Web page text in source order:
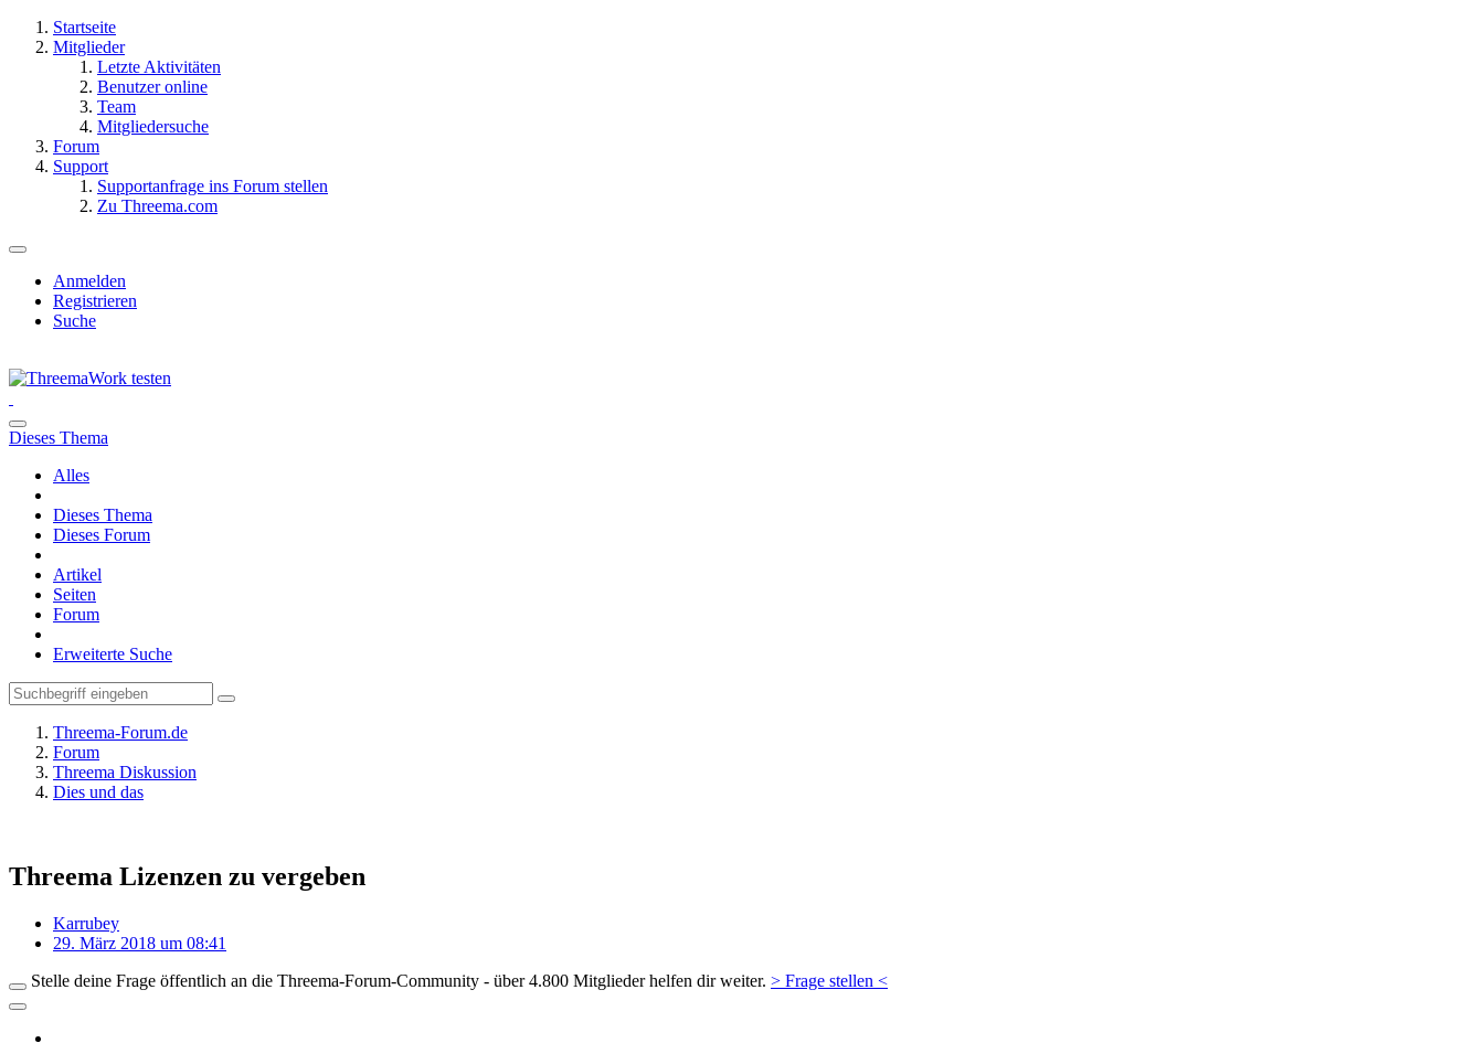
Startseite
Mitglieder
Letzte Aktivitäten
Benutzer online
Team
Mitgliedersuche
Forum
Support
Supportanfrage ins Forum stellen
Zu Threema.com
Anmelden
Registrieren
Suche
Dieses Thema
Alles
Dieses Thema
Dieses Forum
Artikel
Seiten
Forum
Erweiterte Suche
Threema-Forum.de
Forum
Threema Diskussion
Dies und das
Threema Lizenzen zu vergeben
Karrubey
29. März 2018 um 08:41
Stelle deine Frage öffentlich an die Threema-Forum-Community - über 4.800 Mitglieder helfen dir weiter. > Frage stellen <